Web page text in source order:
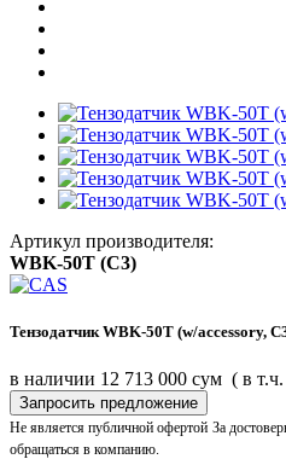
Артикул производителя:
WBK-50T (C3)
Тензодатчик WBK-50T (w/accessory,
в наличии 12 713 000 сум ( в
Запросить предложение
Не является публичной офертой За
обращаться в компанию.